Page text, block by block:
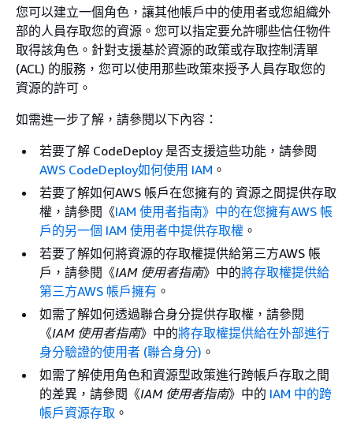
您可以建立一個角色，讓其他帳戶中的使用者或您組織外
部的人員存取您的資源。您可以指定要允許哪些信任物件
取得該角色。針對支援基於資源的政策或存取控制清單
(ACL) 的服務，您可以使用那些政策來授予人員存取您的
資源的許可。
如需進一步了解，請參閱以下內容：
若要了解 CodeDeploy 是否支援這些功能，請參閱
AWS CodeDeploy如何使用 IAM 。
若要了解如何AWS 帳戶在您擁有的 資源之間提供存取
權，請參閱《IAM 使用者指南》中的在您擁有AWS 帳
戶的另一個 IAM 使用者中提供存取權 。
若要了解如何將資源的存取權提供給第三方AWS 帳
戶，請參閱《IAM 使用者指南》中的將存取權提供給
第三方AWS 帳戶擁有 。
如需了解如何透過聯合身分提供存取權，請參閱
《IAM 使用者指南》中的將存取權提供給在外部進行
身分驗證的使用者 (聯合身分) 。
如需了解使用角色和資源型政策進行跨帳戶存取之間
的差異，請參閱《IAM 使用者指南》中的 IAM 中的跨
帳戶資源存取 。